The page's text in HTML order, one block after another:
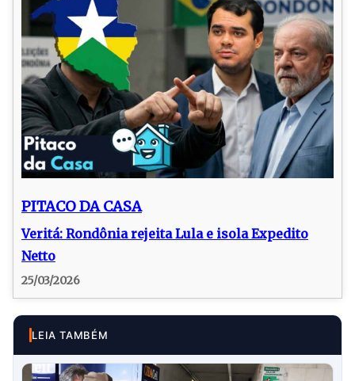
PITACO DA CASA
Veritá: Rondônia rejeita Lula e isola Expedito
Netto
25/03/2026
LEIA TAMBÉM